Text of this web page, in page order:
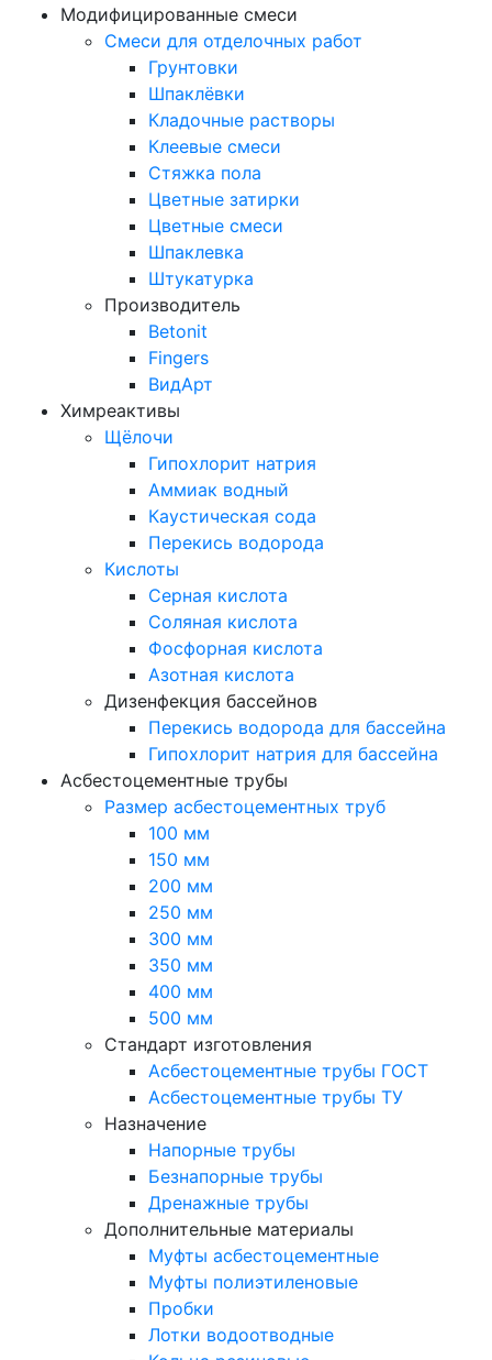
Модифицированные смеси
Смеси для отделочных работ
Грунтовки
Шпаклёвки
Кладочные растворы
Клеевые смеси
Стяжка пола
Цветные затирки
Цветные смеси
Шпаклевка
Штукатурка
Производитель
Betonit
Fingers
ВидАрт
Химреактивы
Щёлочи
Гипохлорит натрия
Аммиак водный
Каустическая сода
Перекись водорода
Кислоты
Серная кислота
Соляная кислота
Фосфорная кислота
Азотная кислота
Дизенфекция бассейнов
Перекись водорода для бассейна
Гипохлорит натрия для бассейна
Асбестоцементные трубы
Размер асбестоцементных труб
100 мм
150 мм
200 мм
250 мм
300 мм
350 мм
400 мм
500 мм
Стандарт изготовления
Асбестоцементные трубы ГОСТ
Асбестоцементные трубы ТУ
Назначение
Напорные трубы
Безнапорные трубы
Дренажные трубы
Дополнительные материалы
Муфты асбестоцементные
Муфты полиэтиленовые
Пробки
Лотки водоотводные